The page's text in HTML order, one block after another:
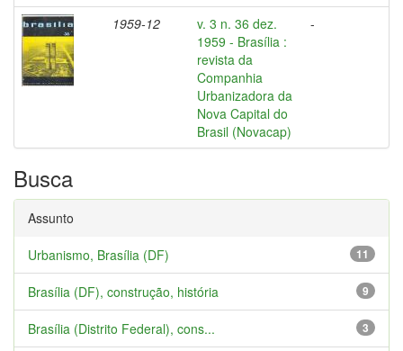
1959-12
v. 3 n. 36 dez.
1959 - Brasília :
revista da
Companhia
Urbanizadora da
Nova Capital do
Brasil (Novacap)
-
Busca
Assunto
11
Urbanismo, Brasília (DF)
9
Brasília (DF), construção, história
3
Brasília (Distrito Federal), cons...